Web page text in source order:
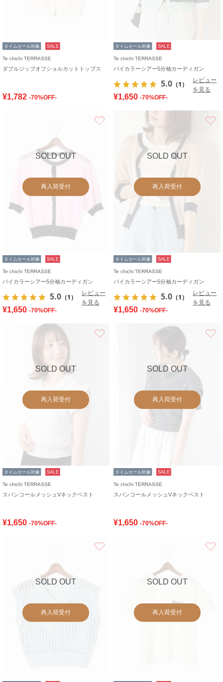
タイムセール対象 SALE
Te chichi TERRASSE
ダブルジップオフショルカットトップス
¥1,782 -70%OFF-
タイムセール対象 SALE
Te chichi TERRASSE
バイカラーシアー5分袖カーディガン
5.0 （1）
レビュー
を見る
¥1,650 -70%OFF-
SOLD OUT
再入荷受付
タイムセール対象 SALE
Te chichi TERRASSE
バイカラーシアー5分袖カーディガン
5.0 （1）
レビュー
を見る
¥1,650 -70%OFF-
SOLD OUT
再入荷受付
タイムセール対象 SALE
Te chichi TERRASSE
バイカラーシアー5分袖カーディガン
5.0 （1）
レビュー
を見る
¥1,650 -70%OFF-
SOLD OUT
再入荷受付
タイムセール対象 SALE
Te chichi TERRASSE
スパンコールメッシュVネックベスト
¥1,650 -70%OFF-
SOLD OUT
再入荷受付
タイムセール対象 SALE
Te chichi TERRASSE
スパンコールメッシュVネックベスト
¥1,650 -70%OFF-
SOLD OUT
再入荷受付
SOLD OUT
再入荷受付